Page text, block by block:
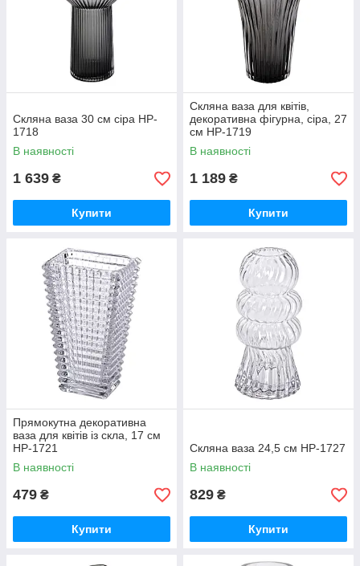
Скляна ваза 30 см сіра HP-
1718
В наявності
1 639 ₴
Купити
Скляна ваза для квітів,
декоративна фігурна, сіра, 27
см HP-1719
В наявності
1 189 ₴
Купити
Прямокутна декоративна
ваза для квітів із скла, 17 см
HP-1721
В наявності
479 ₴
Купити
Скляна ваза 24,5 см HP-1727
В наявності
829 ₴
Купити